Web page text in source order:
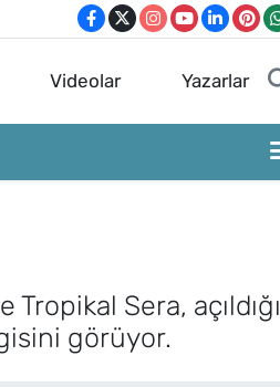
Videolar Yazarlar
Sera, açıldığı
görüyor.